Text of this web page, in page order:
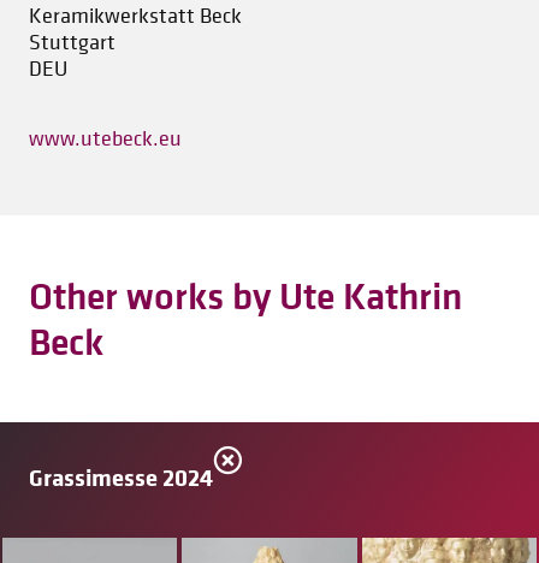
Keramikwerkstatt Beck
Stuttgart
DEU
www.utebeck.eu
Other works by Ute Kathrin
Beck
Grassimesse 2024